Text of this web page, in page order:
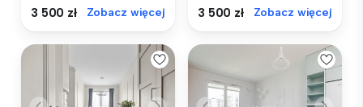
3 500 zł Zobacz więcej 3 500 zł Zobacz więcej